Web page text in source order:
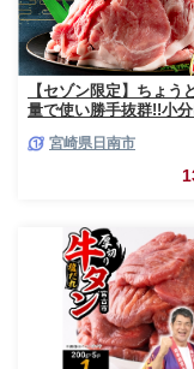
【セゾン限定】ちょう
量で使い勝手抜群!!小
3kg お肉 豚肉 ポーク 国
け 真空パック 個包装
おすすめ おかず 食品
ぶ 焼肉 お祝い 記念日
贈り物 贈答 プレゼント
分け 宮崎県 日南市 送
_BCV1-24
宮崎県日南市